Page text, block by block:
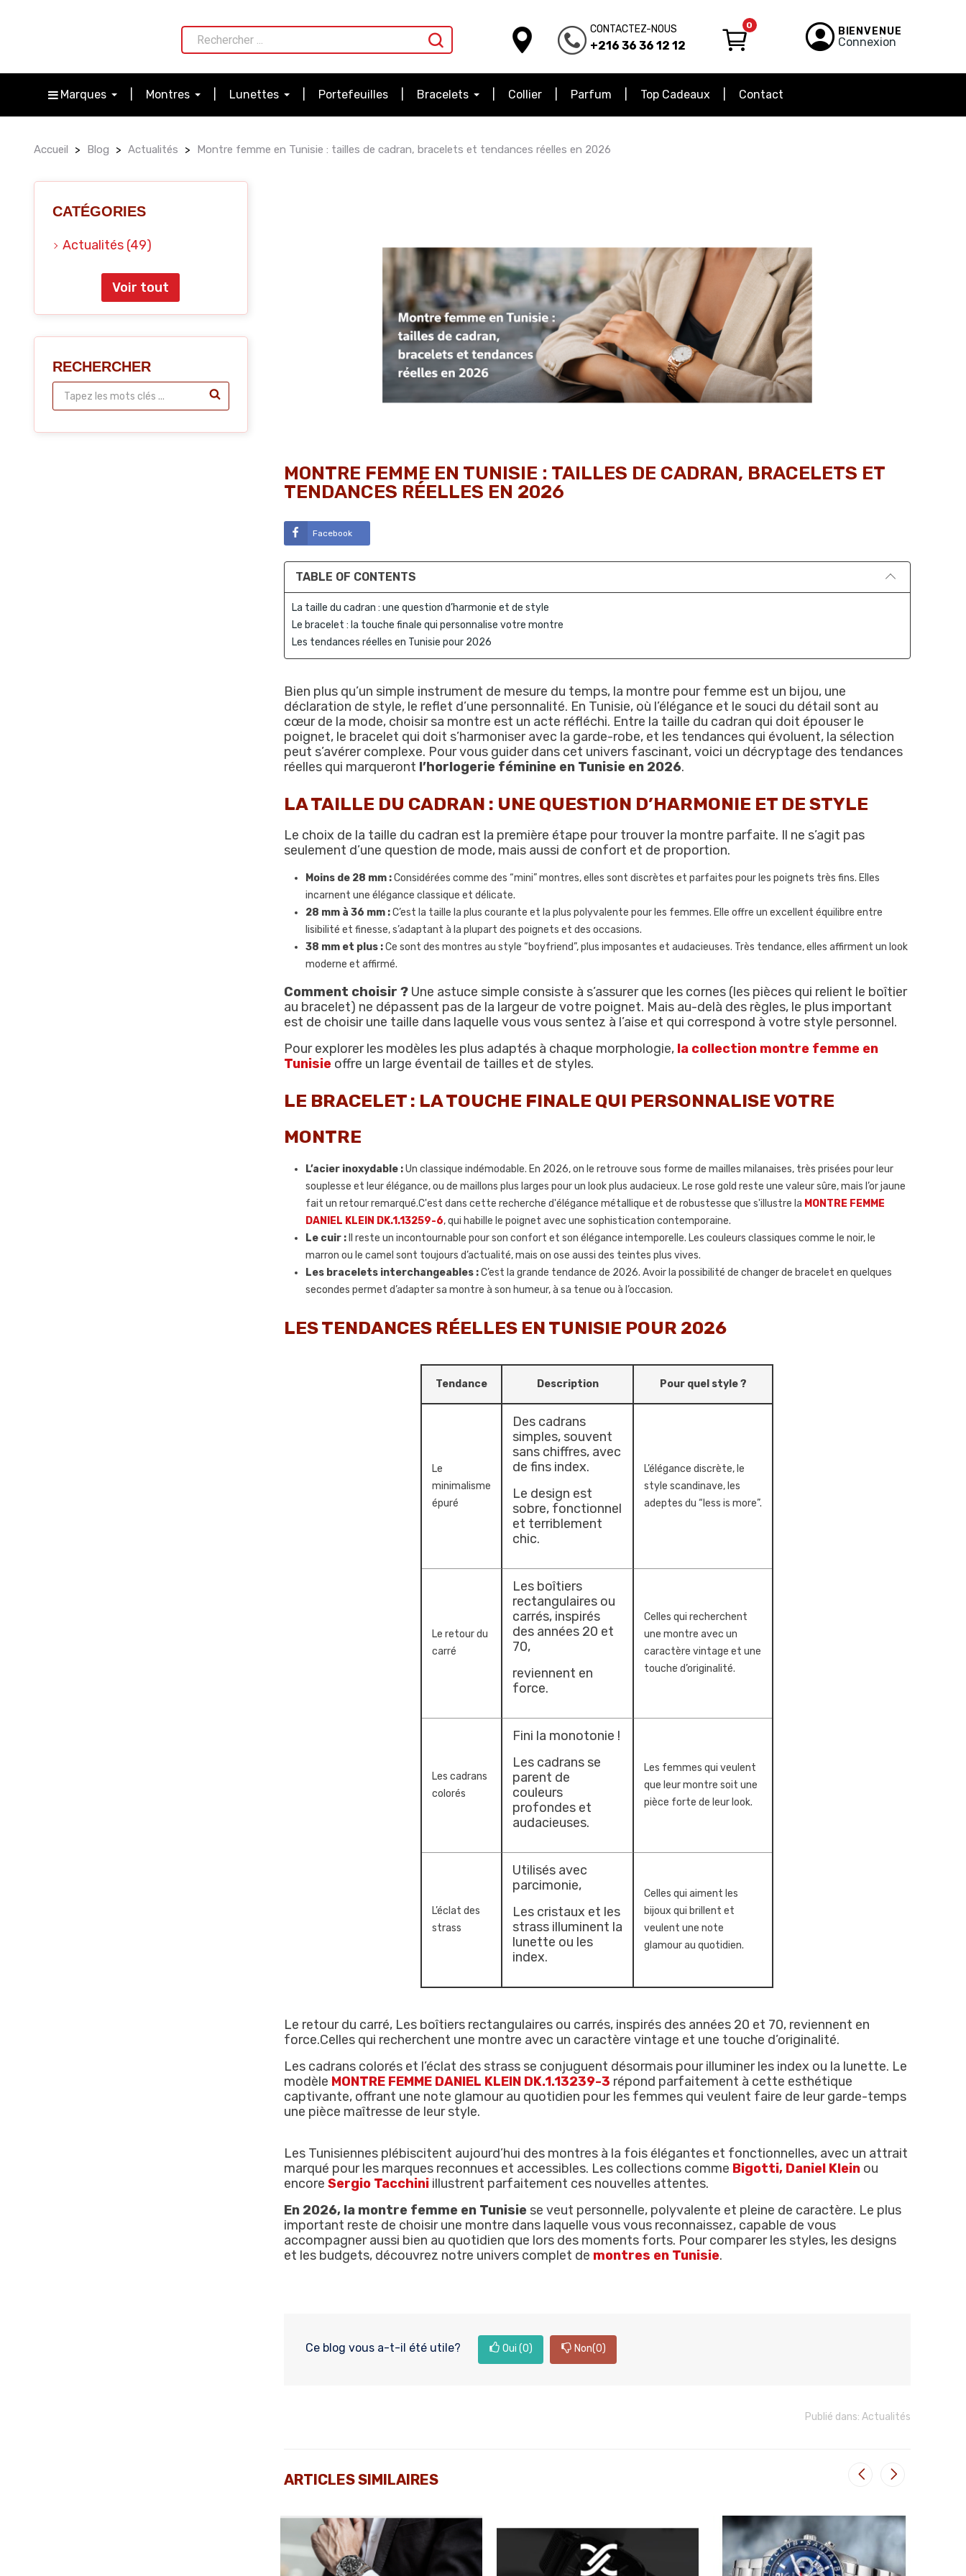
CONTACTEZ-NOUS
+216 36 36 12 12
0 BIENVENUE
Connexion
Marques Montres Lunettes Portefeuilles Bracelets Collier Parfum Top Cadeaux Contact
Accueil Blog Actualités Montre femme en Tunisie : tailles de cadran, bracelets et tendances réelles en 2026
CATÉGORIES
Actualités (49)
Voir tout
RECHERCHER
MONTRE FEMME EN TUNISIE : TAILLES DE CADRAN, BRACELETS ET
TENDANCES RÉELLES EN 2026
Facebook
TABLE OF CONTENTS
La taille du cadran : une question d’harmonie et de style
Le bracelet : la touche finale qui personnalise votre montre
Les tendances réelles en Tunisie pour 2026
Bien plus qu’un simple instrument de mesure du temps, la montre pour femme est un bijou, une
déclaration de style, le reflet d’une personnalité. En Tunisie, où l’élégance et le souci du détail sont au
cœur de la mode, choisir sa montre est un acte réfléchi. Entre la taille du cadran qui doit épouser le
poignet, le bracelet qui doit s’harmoniser avec la garde-robe, et les tendances qui évoluent, la sélection
peut s’avérer complexe. Pour vous guider dans cet univers fascinant, voici un décryptage des tendances
réelles qui marqueront l’horlogerie féminine en Tunisie en 2026.
LA TAILLE DU CADRAN : UNE QUESTION D’HARMONIE ET DE STYLE
Le choix de la taille du cadran est la première étape pour trouver la montre parfaite. Il ne s’agit pas
seulement d’une question de mode, mais aussi de confort et de proportion.
Moins de 28 mm :Considérées comme des “mini” montres, elles sont discrètes et parfaites pour les poignets très fins. Elles
incarnent une élégance classique et délicate.
28 mm à 36 mm :C’est la taille la plus courante et la plus polyvalente pour les femmes. Elle offre un excellent équilibre entre
lisibilité et finesse, s’adaptant à la plupart des poignets et des occasions.
38 mm et plus :Ce sont des montres au style “boyfriend”, plus imposantes et audacieuses. Très tendance, elles affirment un look
moderne et affirmé.
Comment choisir ?Une astuce simple consiste à s’assurer que les cornes (les pièces qui relient le boîtier
au bracelet) ne dépassent pas de la largeur de votre poignet. Mais au-delà des règles, le plus important
est de choisir une taille dans laquelle vous vous sentez à l’aise et qui correspond à votre style personnel.
Pour explorer les modèles les plus adaptés à chaque morphologie, la collection montre femme en
Tunisieoffre un large éventail de tailles et de styles.
LE BRACELET : LA TOUCHE FINALE QUI PERSONNALISE VOTRE
MONTRE
L’acier inoxydable :Un classique indémodable. En 2026, on le retrouve sous forme de mailles milanaises, très prisées pour leur
souplesse et leur élégance, ou de maillons plus larges pour un look plus audacieux. Le rose gold reste une valeur sûre, mais l’or jaune
fait un retour remarqué.C'est dans cette recherche d'élégance métallique et de robustesse que s'illustre la MONTRE FEMME
DANIEL KLEIN DK.1.13259-6, qui habille le poignet avec une sophistication contemporaine.
Le cuir :Il reste un incontournable pour son confort et son élégance intemporelle. Les couleurs classiques comme le noir, le
marron ou le camel sont toujours d’actualité, mais on ose aussi des teintes plus vives.
Les bracelets interchangeables :C’est la grande tendance de 2026. Avoir la possibilité de changer de bracelet en quelques
secondes permet d’adapter sa montre à son humeur, à sa tenue ou à l’occasion.
LES TENDANCES RÉELLES EN TUNISIE POUR 2026
Tendance Description Pour quel style ?
Le
minimalisme
épuré
Des cadrans
simples, souvent
sans chiffres, avec
de fins index.
Le design est
sobre, fonctionnel
et terriblement
chic.
L’élégance discrète, le
style scandinave, les
adeptes du “less is more”.
Le retour du
carré
Les boîtiers
rectangulaires ou
carrés, inspirés
des années 20 et
70,
reviennent en
force.
Celles qui recherchent
une montre avec un
caractère vintage et une
touche d’originalité.
Les cadrans
colorés
Fini la monotonie !
Les cadrans se
parent de
couleurs
profondes et
audacieuses.
Les femmes qui veulent
que leur montre soit une
pièce forte de leur look.
L’éclat des
strass
Utilisés avec
parcimonie,
Les cristaux et les
strass illuminent la
lunette ou les
index.
Celles qui aiment les
bijoux qui brillent et
veulent une note
glamour au quotidien.
Le retour du carré, Les boîtiers rectangulaires ou carrés, inspirés des années 20 et 70, reviennent en
force.Celles qui recherchent une montre avec un caractère vintage et une touche d’originalité.
Les cadrans colorés et l’éclat des strass se conjuguent désormais pour illuminer les index ou la lunette. Le
modèle MONTRE FEMME DANIEL KLEIN DK.1.13239-3 répond parfaitement à cette esthétique
captivante, offrant une note glamour au quotidien pour les femmes qui veulent faire de leur garde-temps
une pièce maîtresse de leur style.
Les Tunisiennes plébiscitent aujourd’hui des montres à la fois élégantes et fonctionnelles, avec un attrait
marqué pour les marques reconnues et accessibles. Les collections comme Bigotti, Daniel Kleinou
encore Sergio Tacchiniillustrent parfaitement ces nouvelles attentes.
En 2026, la montre femme en Tunisie se veut personnelle, polyvalente et pleine de caractère. Le plus
important reste de choisir une montre dans laquelle vous vous reconnaissez, capable de vous
accompagner aussi bien au quotidien que lors des moments forts. Pour comparer les styles, les designs
et les budgets, découvrez notre univers complet de montres en Tunisie.
Ce blog vous a-t-il été utile? Oui (0) Non(0)
Publié dans: Actualités
ARTICLES SIMILAIRES